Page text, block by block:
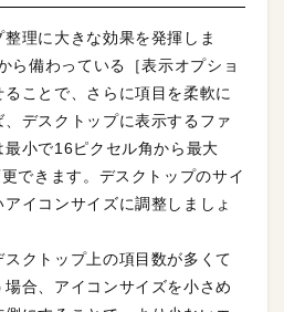
理に大きな効果を発揮しま
ら備わっている［表示オプショ
ことで、さらに項目を柔軟に
デスクトップに表示するファ
小で16ピクセル角から最大
できます。デスクトップのサイ
イコンサイズに調整しましょ
クトップ上の項目数が多くて
合、アイコンサイズを小さめ